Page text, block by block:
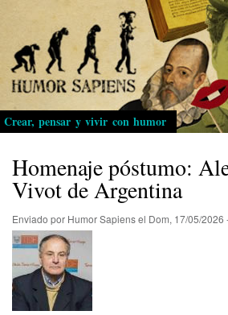
Pasar
al
contenido
principal
Crear, pensar y vivir con humor
Homenaje póstumo:
Vivot de Argentina
Enviado por Humor Sapiensel Dom, 17/05/2026